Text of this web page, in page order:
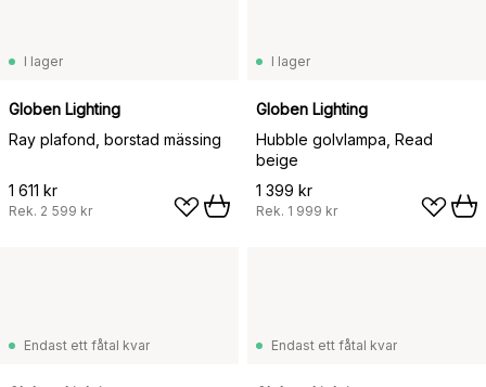
I lager
Globen Lighting
Ray plafond, borstad mässing
1 611 kr
Rek. 2 599 kr
I lager
Globen Lighting
Hubble golvlampa, Read
beige
1 399 kr
Rek. 1 999 kr
Endast ett fåtal kvar Endast ett fåtal kvar